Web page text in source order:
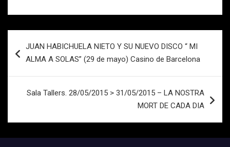
de
JUAN HABICHUELA NIETO Y SU NUEVO DISCO “ MI
ALMA A SOLAS” (29 de mayo) Casino de Barcelona
Sala Tallers. 28/05/2015 > 31/05/2015 – LA NOSTRA
MORT DE CADA DIA